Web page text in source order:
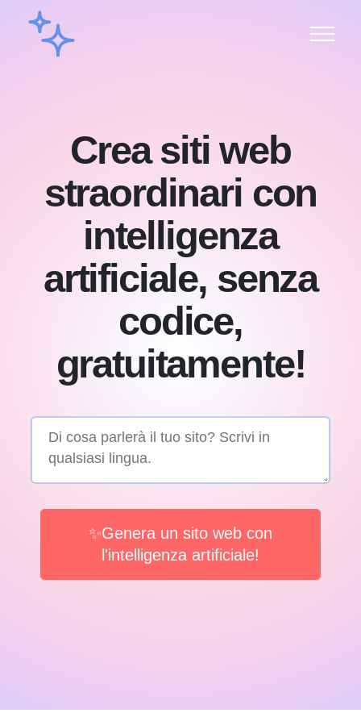
Crea siti web
straordinari con
intelligenza
artificiale, senza
codice,
gratuitamente!
✨Genera un sito web con
l'intelligenza artificiale!